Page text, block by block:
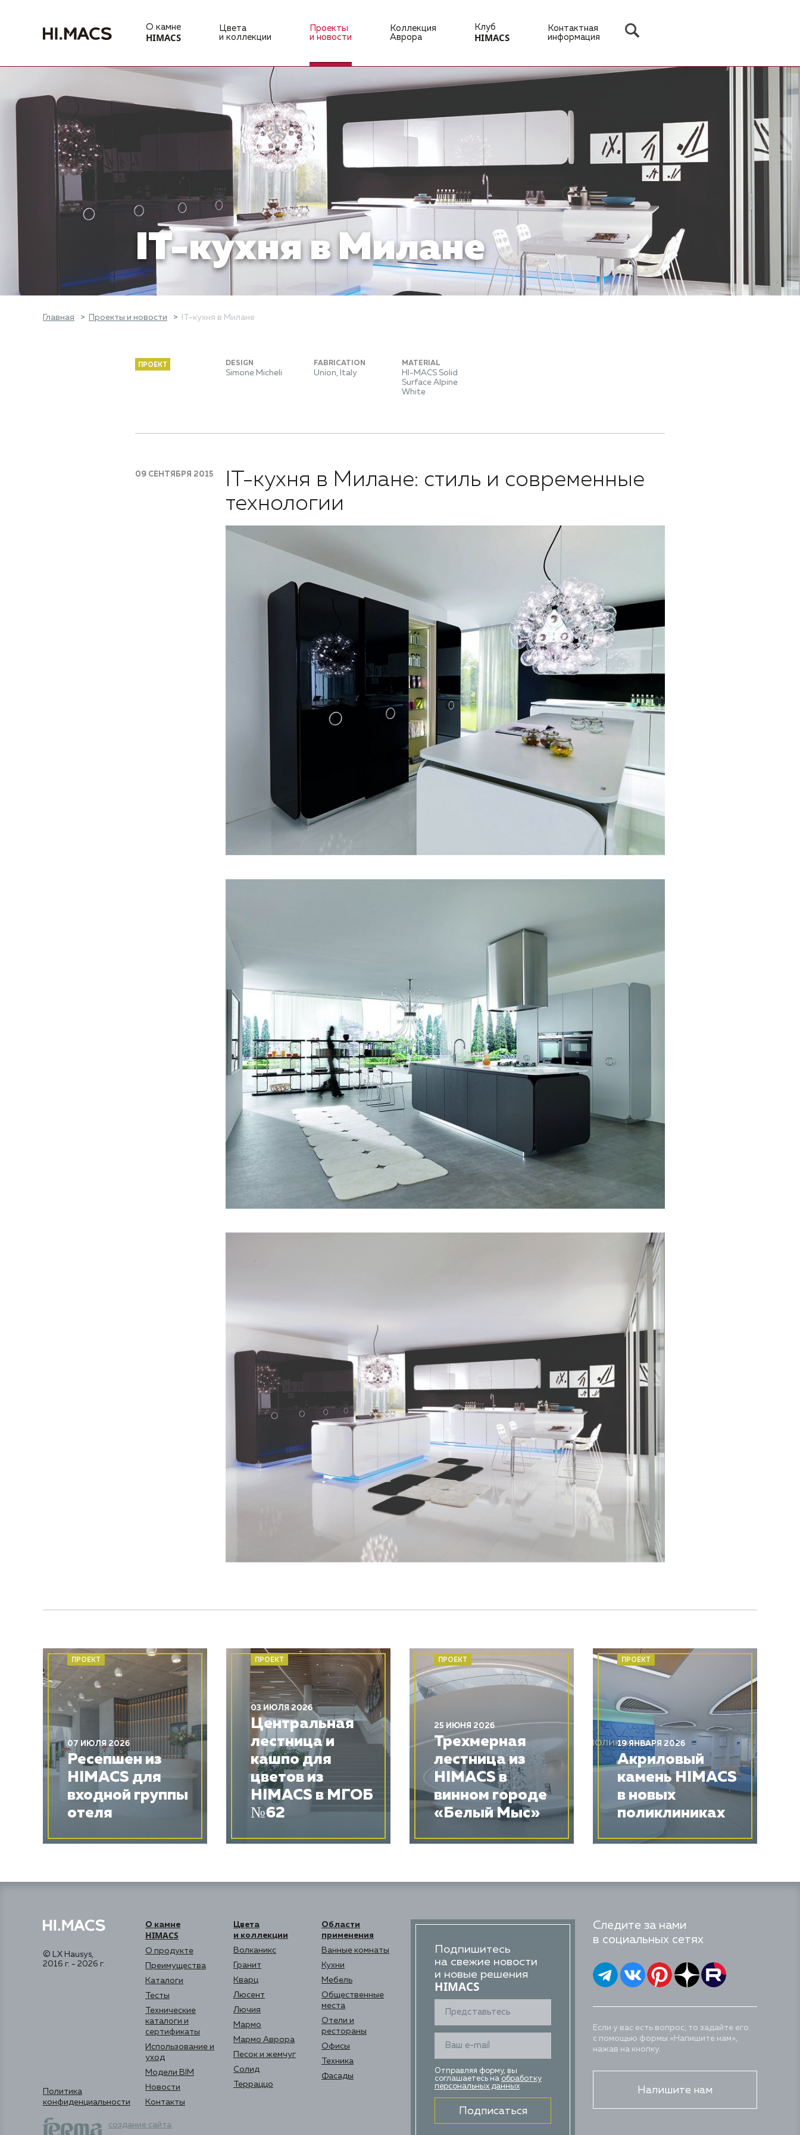
О камне
HIMACS
Цвета
и коллекции
Проекты
и новости
Коллекция
Аврора
Клуб
HIMACS
Контактная
информация
IT-кухня в Милане
Главная Проекты и новости IT-кухня в Милане
ПРОЕКТ DESIGN
Simone Micheli
FABRICATION
Union, Italy
MATERIAL
HI-MACS Solid
Surface Alpine
White
09 СЕНТЯБРЯ 2015
IT-кухня в Милане: стиль и современные
технологии
ПРОЕКТ
07 ИЮЛЯ 2026
Ресепшен из
HIMACS для
входной группы
отеля
ПРОЕКТ
03 ИЮЛЯ 2026
Центральная
лестница и
кашпо для
цветов из
HIMACS в МГОБ
№62
ПРОЕКТ
25 ИЮНЯ 2026
Трехмерная
лестница из
HIMACS в
винном городе
«Белый Мыс»
ПРОЕКТ
19 ЯНВАРЯ 2026
Акриловый
камень HIMACS
в новых
поликлиниках
© LX Hausys,
2016 г. - 2026 г.
Политика
конфиденциальности
создание сайта
О камне
HIMACS
О продукте
Преимущества
Каталоги
Тесты
Технические
каталоги и
сертификаты
Использование и
уход
Модели BIM
Новости
Контакты
Цвета
и коллекции
Волканикс
Гранит
Кварц
Люсент
Лючия
Мармо
Мармо Аврора
Песок и жемчуг
Солид
Терраццо
Области
применения
Ванные комнаты
Кухни
Мебель
Общественные
места
Отели и
рестораны
Офисы
Техника
Фасады
Подпишитесь
на свежие новости
и новые решения
HIMACS
Отправляя форму, вы
соглашаетесь на обработку
персональных данных
Подписаться
Следите за нами
в социальных сетях
Если у вас есть вопрос, то задайте его
с помощью формы «Напишите нам»,
нажав на кнопку.
Напишите нам